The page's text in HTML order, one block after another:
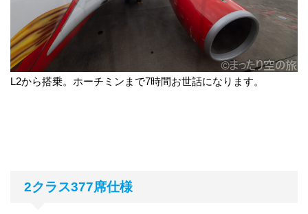
L2から搭乗。ホーチミンまで7時間お世話になります。
2クラス377席仕様